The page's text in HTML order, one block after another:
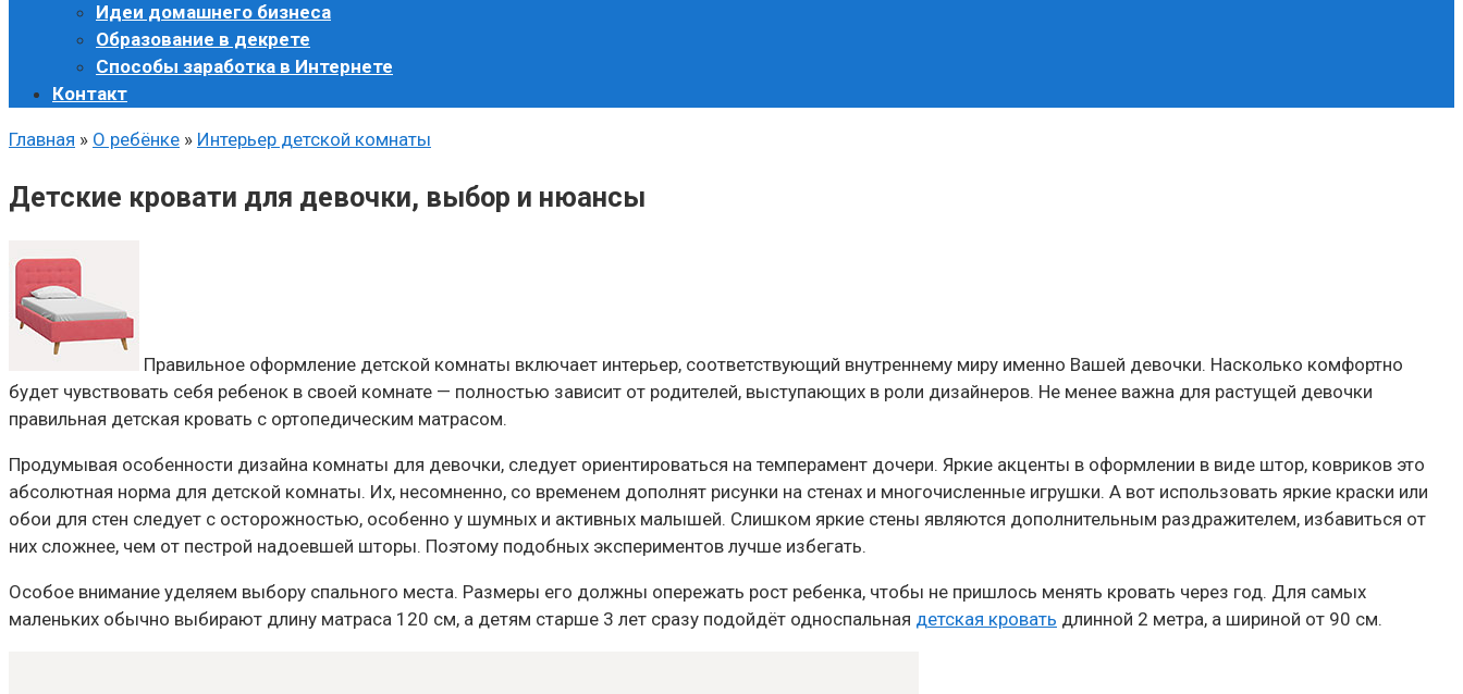
Идеи домашнего бизнеса
Образование в декрете
Способы заработка в Интернете
Контакт
Главная » О ребёнке » Интерьер детской комнаты
Детские кровати для девочки, выбор и нюансы
Правильное оформление детской комнаты включает интерьер, соответствующий внутреннему миру именно Вашей девочки. Насколько комфортно
будет чувствовать себя ребенок в своей комнате — полностью зависит от родителей, выступающих в роли дизайнеров. Не менее важна для растущей девочки
правильная детская кровать с ортопедическим матрасом.
Продумывая особенности дизайна комнаты для девочки, следует ориентироваться на темперамент дочери. Яркие акценты в оформлении в виде штор, ковриков это
абсолютная норма для детской комнаты. Их, несомненно, со временем дополнят рисунки на стенах и многочисленные игрушки. А вот использовать яркие краски или
обои для стен следует с осторожностью, особенно у шумных и активных малышей. Слишком яркие стены являются дополнительным раздражителем, избавиться от
них сложнее, чем от пестрой надоевшей шторы. Поэтому подобных экспериментов лучше избегать.
Особое внимание уделяем выбору спального места. Размеры его должны опережать рост ребенка, чтобы не пришлось менять кровать через год. Для самых
маленьких обычно выбирают длину матраса 120 см, а детям старше 3 лет сразу подойдёт односпальная детская кровать длинной 2 метра, а шириной от 90 см.